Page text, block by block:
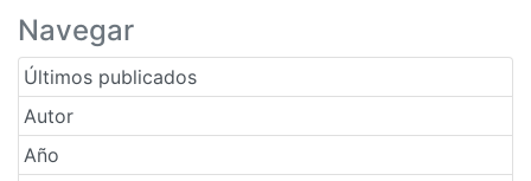
Navegar
Últimos publicados
Autor
Año